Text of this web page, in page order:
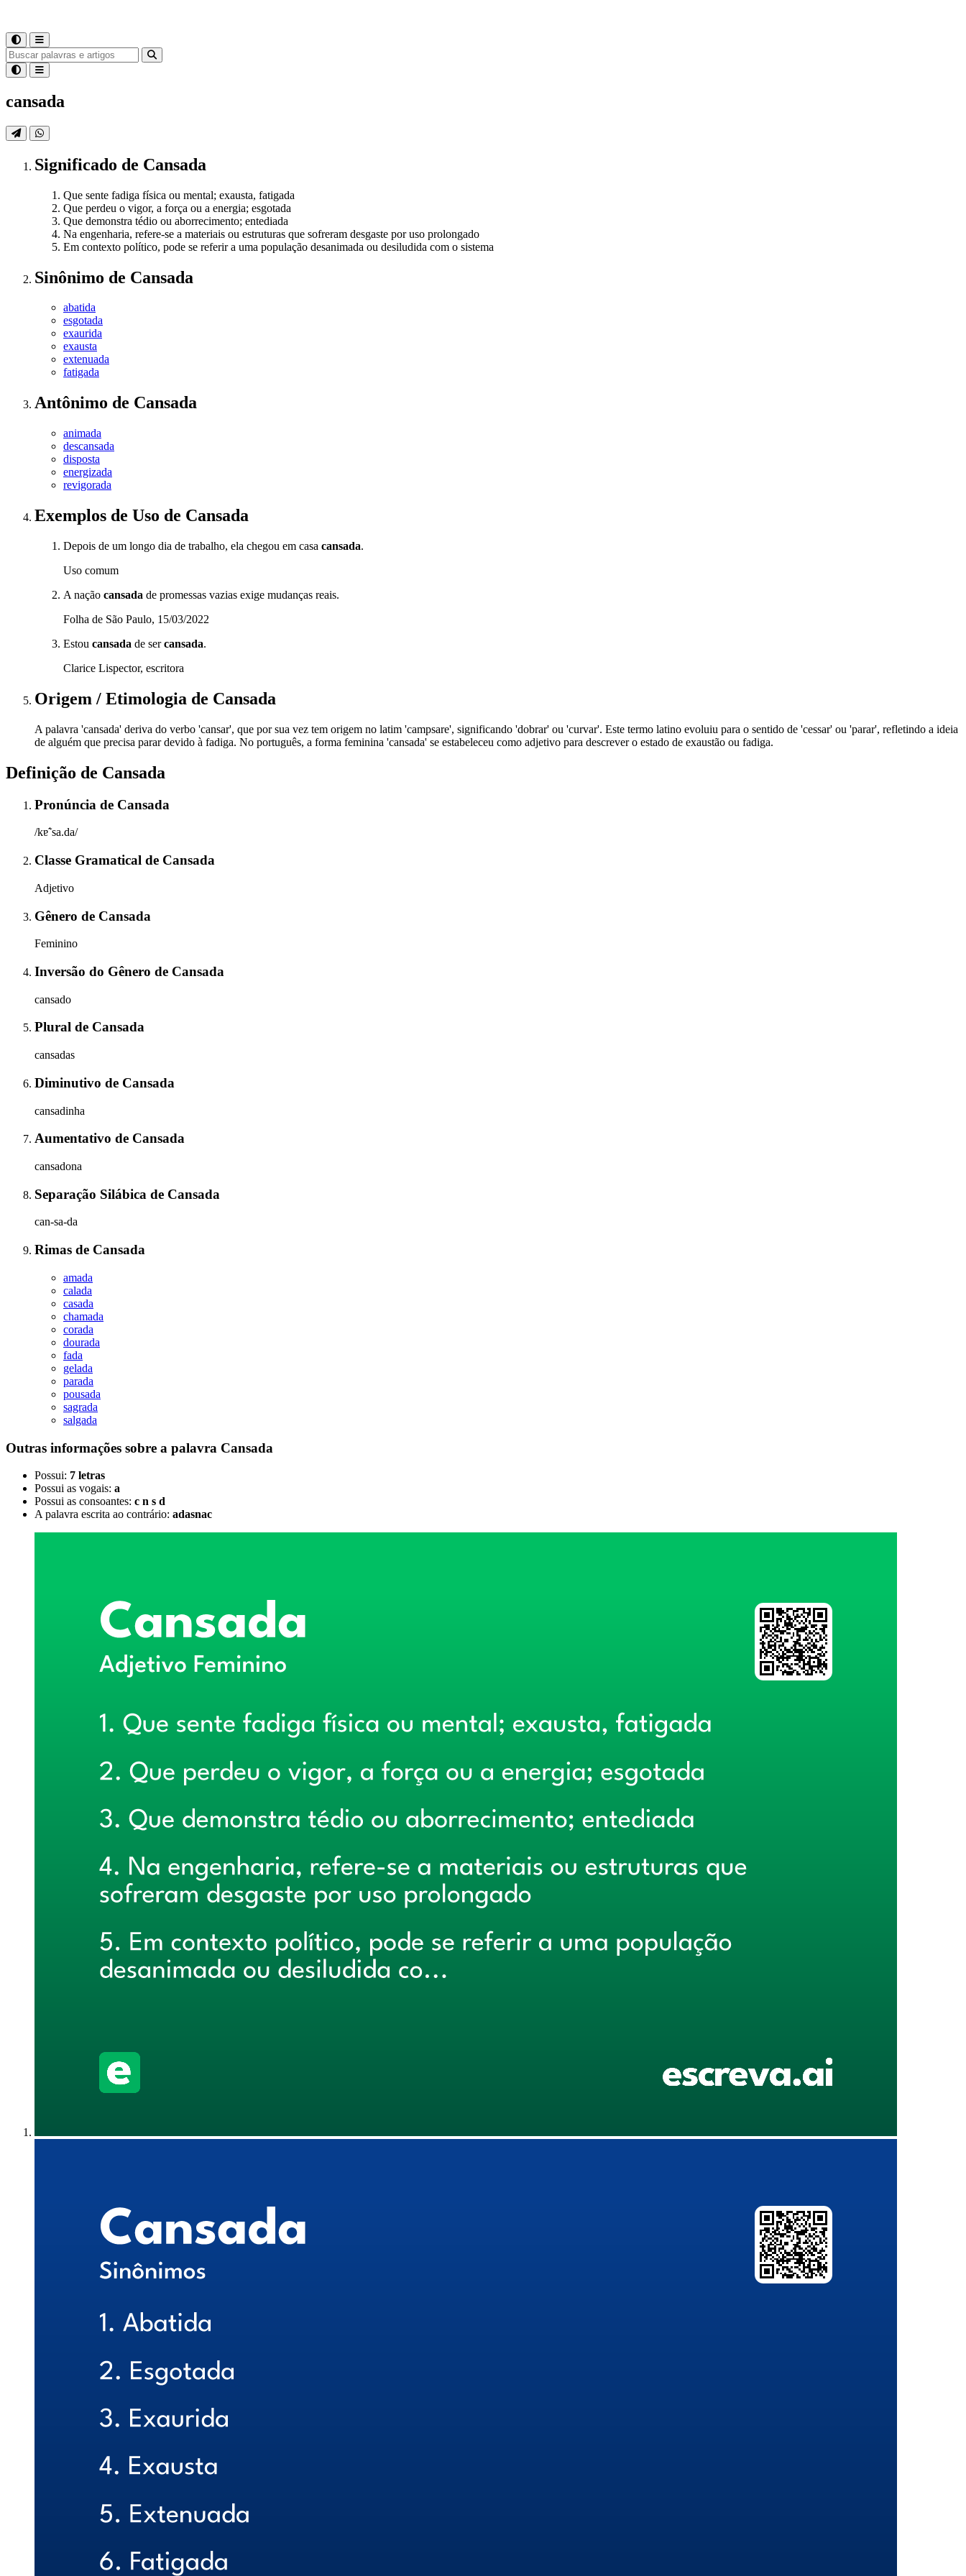
cansada
Significado de Cansada
Que sente fadiga física ou mental; exausta, fatigada
Que perdeu o vigor, a força ou a energia; esgotada
Que demonstra tédio ou aborrecimento; entediada
Na engenharia, refere-se a materiais ou estruturas que sofreram desgaste por uso prolongado
Em contexto político, pode se referir a uma população desanimada ou desiludida com o sistema
Sinônimo de Cansada
abatida
esgotada
exaurida
exausta
extenuada
fatigada
Antônimo de Cansada
animada
descansada
disposta
energizada
revigorada
Exemplos de Uso de Cansada
Depois de um longo dia de trabalho, ela chegou em casa cansada.
Uso comum
A nação cansada de promessas vazias exige mudanças reais.
Folha de São Paulo, 15/03/2022
Estou cansada de sercansada.
Clarice Lispector, escritora
Origem / Etimologia de Cansada
A palavra 'cansada' deriva do verbo 'cansar', que por sua vez tem origem no latim 'campsare', significando 'dobrar' ou 'curvar'. Este termo latino evoluiu para o sentido de 'cessar' ou 'parar', refletindo a ideia
de alguém que precisa parar devido à fadiga. No português, a forma feminina 'cansada' se estabeleceu como adjetivo para descrever o estado de exaustão ou fadiga.
Definição de Cansada
Pronúncia de Cansada
/kɐ̃ˈsa.da/
Classe Gramatical de Cansada
Adjetivo
Gênero de Cansada
Feminino
Inversão do Gênero de Cansada
cansado
Plural de Cansada
cansadas
Diminutivo de Cansada
cansadinha
Aumentativo de Cansada
cansadona
Separação Silábica de Cansada
can-sa-da
Rimas de Cansada
amada
calada
casada
chamada
corada
dourada
fada
gelada
parada
pousada
sagrada
salgada
Outras informações sobre a palavra Cansada
Possui: 7 letras
Possui as vogais: a
Possui as consoantes: c n s d
A palavra escrita ao contrário: adasnac